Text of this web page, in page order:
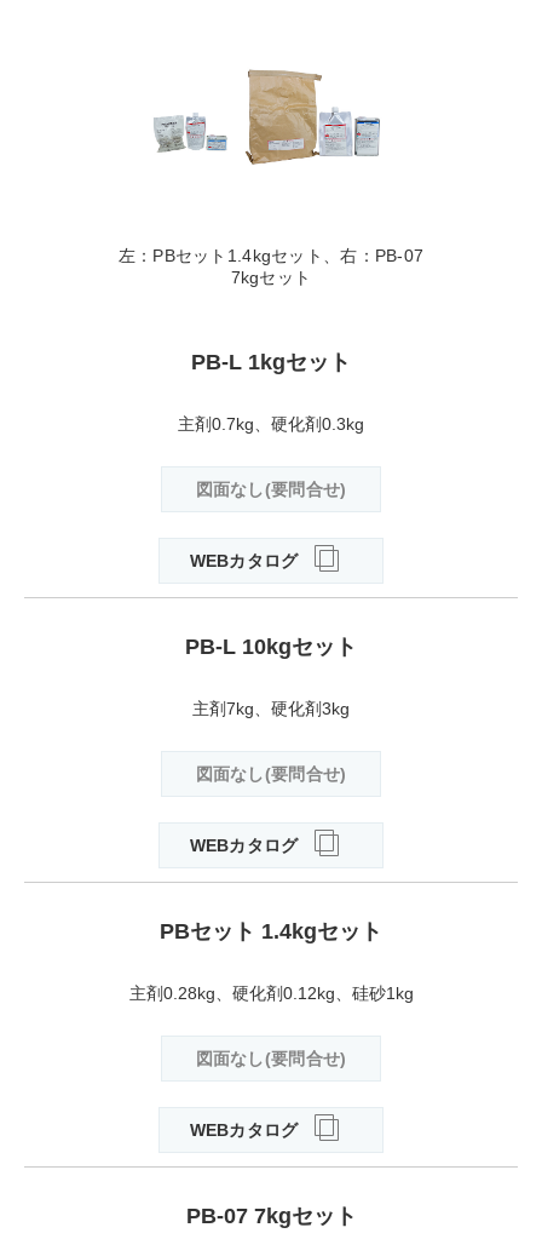
左：PBセット1.4kgセット、右：PB-07
7kgセット
PB-L 1kgセット
主剤0.7kg、硬化剤0.3kg
図面なし(要問合せ)
WEBカタログ
PB-L 10kgセット
主剤7kg、硬化剤3kg
図面なし(要問合せ)
WEBカタログ
PBセット 1.4kgセット
主剤0.28kg、硬化剤0.12kg、硅砂1kg
図面なし(要問合せ)
WEBカタログ
PB-07 7kgセット